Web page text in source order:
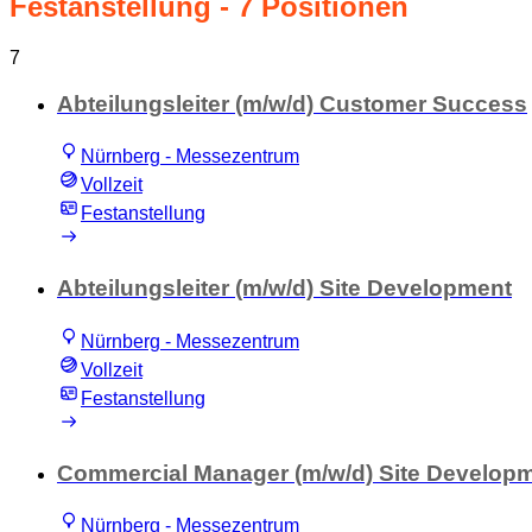
Festanstellung - 7 Positionen
7
Abteilungsleiter (m/w/d) Customer Success
Nürnberg - Messezentrum
Vollzeit
Festanstellung
Abteilungsleiter (m/w/d) Site Development
Nürnberg - Messezentrum
Vollzeit
Festanstellung
Commercial Manager (m/w/d) Site
Nürnberg - Messezentrum